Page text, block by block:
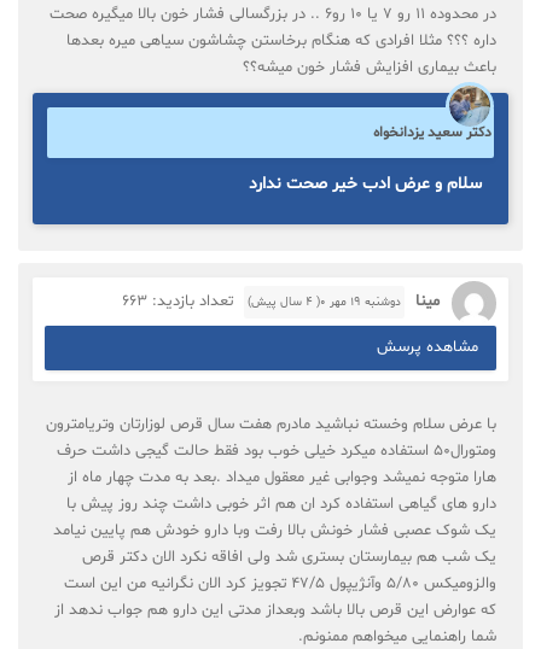
در محدوده ۱۱ رو ۷ یا ۱۰ رو۶ .. در بزرگسالی فشار خون بالا میگیره صحت
داره ؟؟؟ مثلا افرادی که هنگام برخاستن چشاشون سیاهی میره بعدها
باعث بیماری افزایش فشار خون میشه؟؟
دکتر سعید یزدانخواه
سلام و عرض ادب خیر صحت ندارد
مینا دوشنبه ۱۹ مهر ۰( 4 سال پیش) تعداد بازدید: 663
مشاهده پرسش
با عرض سلام وخسته نباشید مادرم هفت سال قرص لوزارتان وتریامترون
ومتورال۵۰ استفاده میکرد خیلی خوب بود فقط حالت گیجی داشت حرف
هارا متوجه نمیشد وجوابی غیر معقول میداد .بعد به مدت چهار ماه از
دارو های گیاهی استفاده کرد ان هم اثر خوبی داشت چند روز پیش با
یک شوک عصبی فشار خونش بالا رفت وبا دارو خودش هم پایین نیامد
یک شب هم بیمارستان بستری شد ولی افاقه نکرد الان دکتر قرص
والزومیکس ۵/۸۰ وآنژیپول ۴۷/۵ تجویز کرد الان نگرانیه من این است
که عوارض این قرص بالا باشد وبعداز مدتی این دارو هم جواب ندهد از
شما راهنمایی میخواهم ممنونم.